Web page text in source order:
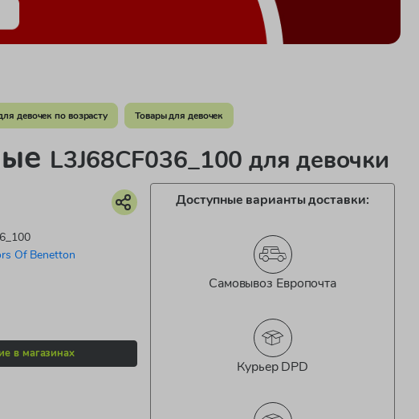
девочек по возрасту Товары для девочек
L3J68CF036_100 для девочки
Of Benetton
в магазинах
Доступные варианты доставки:
Самовывоз Европочта
Курьер DPD